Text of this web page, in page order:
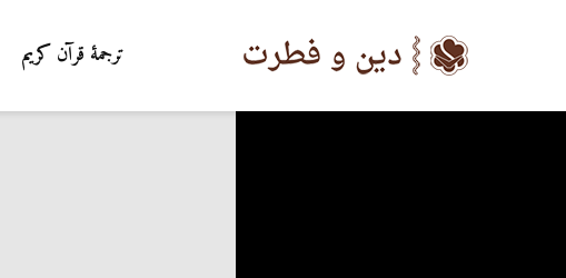
ترجمۀ قرآن کریم